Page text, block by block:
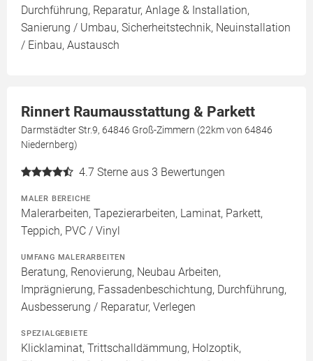
Durchführung, Reparatur, Anlage & Installation,
Sanierung / Umbau, Sicherheitstechnik, Neuinstallation
/ Einbau, Austausch
Rinnert Raumausstattung & Parkett
Darmstädter Str.9, 64846 Groß-Zimmern (22km von 64846
Niedernberg)
4.7 Sterne aus 3 Bewertungen
MALER BEREICHE
Malerarbeiten, Tapezierarbeiten, Laminat, Parkett,
Teppich, PVC / Vinyl
UMFANG MALERARBEITEN
Beratung, Renovierung, Neubau Arbeiten,
Imprägnierung, Fassadenbeschichtung, Durchführung,
Ausbesserung / Reparatur, Verlegen
SPEZIALGEBIETE
Klicklaminat, Trittschalldämmung, Holzoptik,